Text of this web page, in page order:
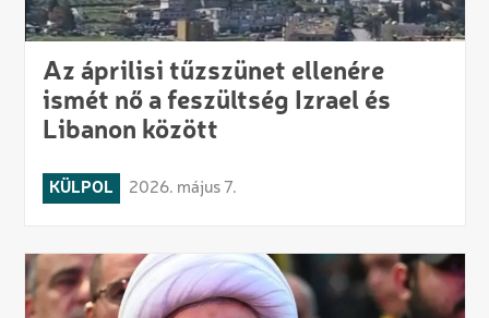
Az áprilisi tűzszünet ellenére
ismét nő a feszültség Izrael és
Libanon között
KÜLPOL 2026. május 7.